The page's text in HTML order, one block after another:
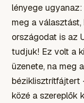
lényege
meg a
országodat is az
tudjuk! Ez volt a
üzenete, na meg
béziklisztrítfájtert
közé a szereplők